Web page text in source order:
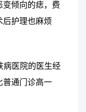
变倾向的痣，费
后护理也麻烦
病医院的医生经
普通门诊高一